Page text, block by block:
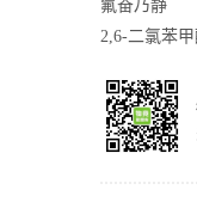
氟奋乃静
2,6-二氯苯